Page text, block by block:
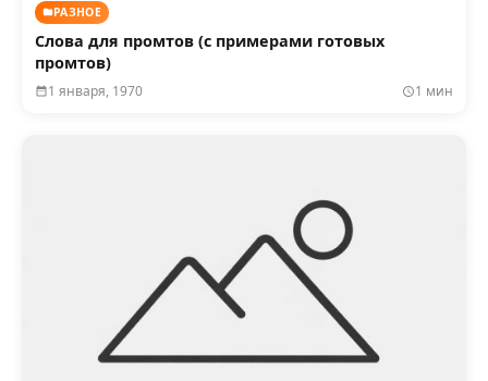
РАЗНОЕ
Слова для промтов (с примерами готовых
промтов)
1 января, 1970 1 мин